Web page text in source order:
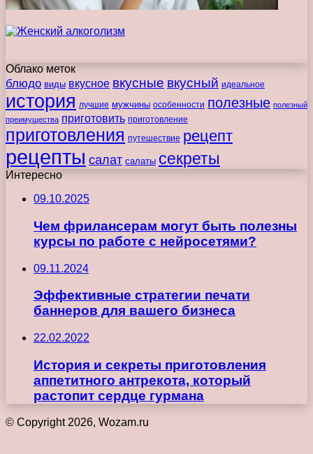
Облако меток
блюдо виды вкусное вкусные вкусный идеальное
история лучшие мужчины особенности полезные полезный
преимущества приготовить приготовление
приготовления путешествие рецепт
рецепты салат салаты секреты
Интересно
09.10.2025
Чем фрилансерам могут быть полезны
курсы по работе с нейросетями?
09.11.2024
Эффективные стратегии печати
баннеров для вашего бизнеса
22.02.2022
История и секреты приготовления
аппетитного антрекота, который
растопит сердце гурмана
© Copyright 2026, Wozam.ru